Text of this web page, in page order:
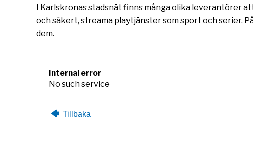
I Karlskronas stadsnät finns många olika leverantörer
och säkert, streama playtjänster som sport och serier.
dem.
Internal error
No such service
Tillbaka